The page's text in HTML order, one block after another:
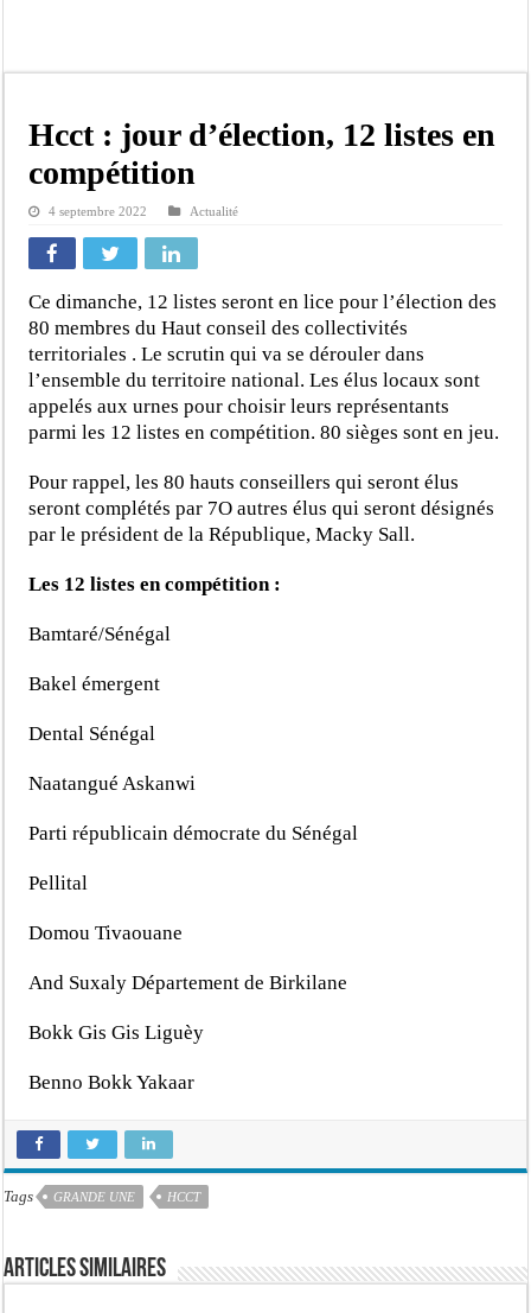
Le Sénégal bénéficie de trois nouveaux financements de la Banque mondiale
Linguère : Un élève de 14 ans meurt noyé dans un bassin de rétention
Gamou 1448 H / 2026 : le Comité scientifique dévoile les fondements du thème
Assemblée nationale : Sonko valide onze dossiers chauds
Passation de service au 3FPT : Soulèye Kane officiellement installé, il décline
Hcct : jour d’élection, 12 listes en
compétition
4 septembre 2022 Actualité
Ce dimanche, 12 listes seront en lice pour l’élection des
80 membres du Haut conseil des collectivités
territoriales . Le scrutin qui va se dérouler dans
l’ensemble du territoire national. Les élus locaux sont
appelés aux urnes pour choisir leurs représentants
parmi les 12 listes en compétition. 80 sièges sont en jeu.
Pour rappel, les 80 hauts conseillers qui seront élus
seront complétés par 7O autres élus qui seront désignés
par le président de la République, Macky Sall.
Les 12 listes en compétition :
Bamtaré/Sénégal
Bakel émergent
Dental Sénégal
Naatangué Askanwi
Parti républicain démocrate du Sénégal
Pellital
Domou Tivaouane
And Suxaly Département de Birkilane
Bokk Gis Gis Liguèy
Benno Bokk Yakaar
Tags GRANDE UNE HCCT
Articles similaires